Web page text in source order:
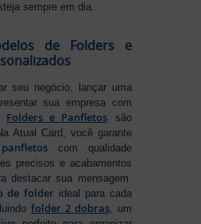
sempre em dia.
de Folders e
seu negócio, lançar uma
sua empresa com
Folders e Panfletos são
Atual Card, você garante
com qualidade
precisos e acabamentos
destacar sua mensagem.
de folder ideal para cada
folder 2 dobras, um